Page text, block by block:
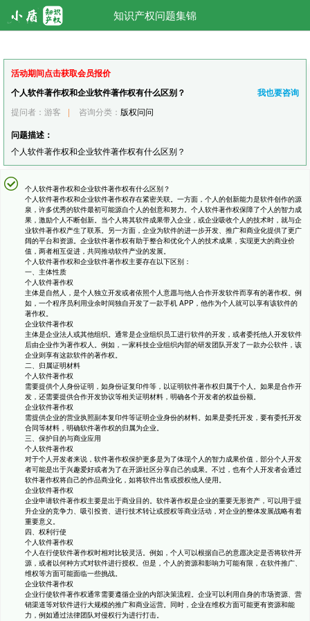
知识产权问题集锦
活动期间点击获取会员报价
个人软件著作权和企业软件著作权有什么区别？
我也要咨询
提问者：游客 | 咨询分类： 版权问问
问题描述：
个人软件著作权和企业软件著作权有什么区别？
个人软件著作权和企业软件著作权有什么区别？
个人软件著作权和企业软件著作权存在紧密关联。一方面，个人的创新能力是软件创作的源
泉，许多优秀的软件最初可能源自个人的创意和努力。个人软件著作权保障了个人的智力成
果，激励个人不断创新。当个人将其软件成果带入企业，或企业吸收个人的技术时，就与企
业软件著作权产生了联系。另一方面，企业为软件的进一步开发、推广和商业化提供了更广
阔的平台和资源。企业软件著作权有助于整合和优化个人的技术成果，实现更大的商业价
值，两者相互促进，共同推动软件产业的发展。
个人软件著作权和企业软件著作权主要存在以下区别：
一、主体性质
个人软件著作权
主体是自然人，是个人独立开发或者依照个人意愿与他人合作开发软件而享有的著作权。例
如，一个程序员利用业余时间独自开发了一款手机 APP，他作为个人就可以享有该软件的
著作权。
企业软件著作权
主体是企业法人或其他组织。通常是企业组织员工进行软件的开发，或者委托他人开发软件
后由企业作为著作权人。例如，一家科技企业组织内部的研发团队开发了一款办公软件，该
企业则享有这款软件的著作权。
二、归属证明材料
个人软件著作权
需要提供个人身份证明，如身份证复印件等，以证明软件著作权归属于个人。如果是合作开
发，还需要提供合作开发协议等相关证明材料，明确各个开发者的权益份额。
企业软件著作权
需提供企业的营业执照副本复印件等证明企业身份的材料。如果是委托开发，要有委托开发
合同等材料，明确软件著作权的归属为企业。
三、保护目的与商业应用
个人软件著作权
对于个人开发者来说，软件著作权保护更多是为了体现个人的智力成果价值，部分个人开发
者可能是出于兴趣爱好或者为了在开源社区分享自己的成果。不过，也有个人开发者会通过
软件著作权将自己的作品商业化，如将软件出售或授权他人使用。
企业软件著作权
企业申请软件著作权主要是出于商业目的。软件著作权是企业的重要无形资产，可以用于提
升企业的竞争力、吸引投资、进行技术转让或授权等商业活动，对企业的整体发展战略有着
重要意义。
四、权利行使
个人软件著作权
个人在行使软件著作权时相对比较灵活。例如，个人可以根据自己的意愿决定是否将软件开
源，或者以何种方式对软件进行授权。但是，个人的资源和影响力可能有限，在软件推广、
维权等方面可能面临一些挑战。
企业软件著作权
企业行使软件著作权通常需要遵循企业的内部决策流程。企业可以利用自身的市场资源、营
销渠道等对软件进行大规模的推广和商业运营。同时，企业在维权方面可能更有资源和能
力，例如通过法律团队对侵权行为进行打击。